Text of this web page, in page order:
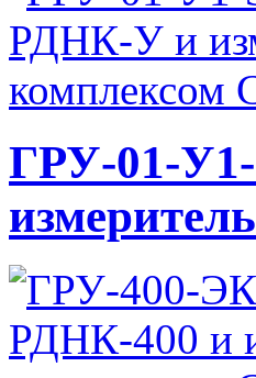
ГРУ-01-